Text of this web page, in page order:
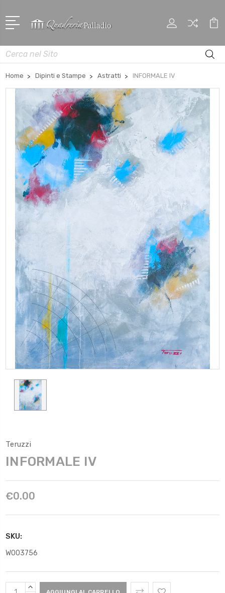
Cerca
Home Dipinti e Stampe Astratti INFORMALE IV
Teruzzi
INFORMALE IV
€0.00
SKU:
W003756
ScortaAUMENTARE